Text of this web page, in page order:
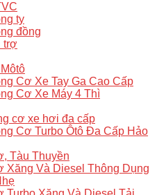
ty
đồng
trợ
Cơ Xe Tay Ga Cao Cấp
Cơ Xe Máy 4 Thì
cơ xe hơi đa cấp
Cơ Turbo Ôtô Đa Cấp Hảo
Tàu Thuyền
Xăng Và Diesel Thông Dụng